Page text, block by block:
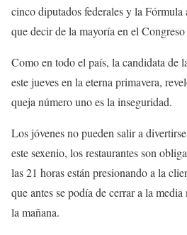
cinco diputados federales y la
que decir de la mayoría en el
Como en todo el país, la candidata de
este jueves en la eterna primavera,
queja número uno es la inseguridad.
Los jóvenes no pueden salir a
este sexenio, los restaurantes son
las 21 horas están presionando a la
que antes se podía de cerrar a la
la mañana.